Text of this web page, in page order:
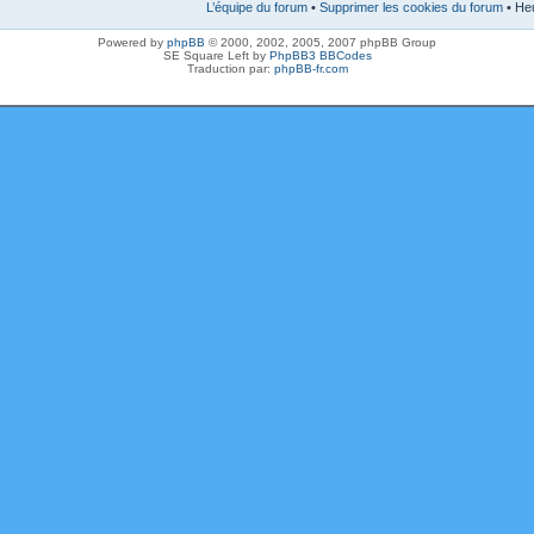
L’équipe du forum • Supprimer les cookies du forum •
Powered by phpBB © 2000, 2002, 2005, 2007 phpBB Group
SE Square Left by PhpBB3 BBCodes
Traduction par: phpBB-fr.com